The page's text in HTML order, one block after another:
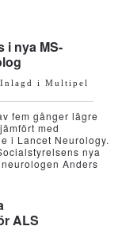
i nya MS-
Inlagd i Multipel
fem gånger lägre
med
i Lancet Neurology.
nya
Anders
ALS